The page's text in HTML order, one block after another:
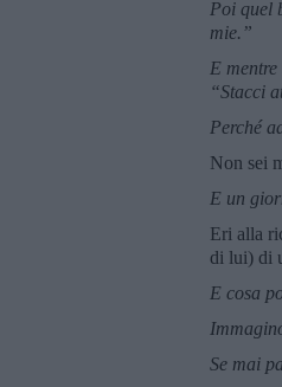
Poi quel
mie.”
E
“Stacci
Perché
Non sei
E un
Eri alla
di lui) di
E cosa
Se mai